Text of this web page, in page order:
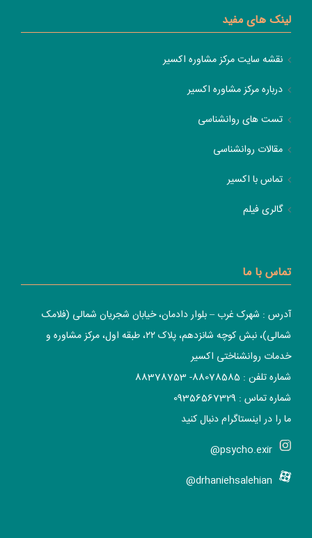
لینک های مفید
نقشه سایت مرکز مشاوره اکسیر
درباره مرکز مشاوره اکسیر
تست های روانشناسی
مقالات روانشناسی
تماس با اکسیر
گالری فیلم
تماس با ما
آدرس : شهرک غرب – بلوار دادمان، خیابان شجریان شمالی (فلامک
شمالی)، نبش کوچه شانزدهم، پلاک ۲۲، طبقه اول، مرکز مشاوره و
خدمات روانشناختی اکسیر
شماره تلفن : 88078585- 88378753
شماره تماس : 09356567329
ما را در اینستاگرام دنبال کنید
psycho.exir@
drhaniehsalehian@